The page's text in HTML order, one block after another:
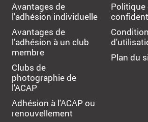
Avantages de
l'adhésion individuelle
Avantages de
l'adhésion à un club
membre
Clubs de
photographie de
l'ACAP
Adhésion à l'ACAP ou
renouvellement
Politique
Plan du